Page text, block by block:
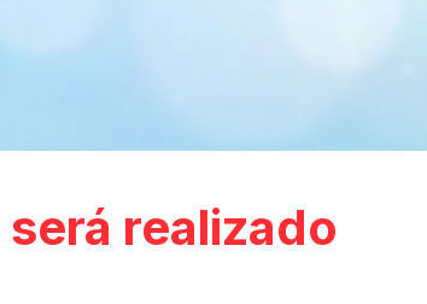
realizado